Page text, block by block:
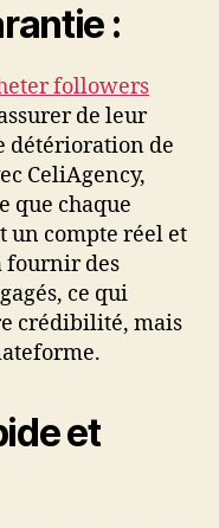
:
followers
de leur
détérioration de
CeliAgency,
que chaque
un compte réel et
fournir des
ce qui
crédibilité, mais
et